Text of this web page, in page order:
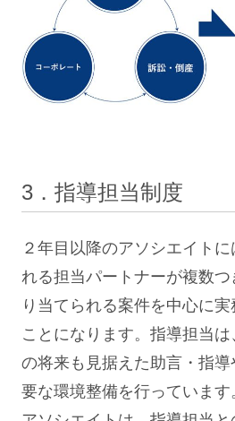
3．指導担当制度
２年目以降のアソシエイト
れる担当パートナーが複数
り当てられる案件を中心に
ことになります。指導担当
の将来も見据えた助言・指
要な環境整備を行っています